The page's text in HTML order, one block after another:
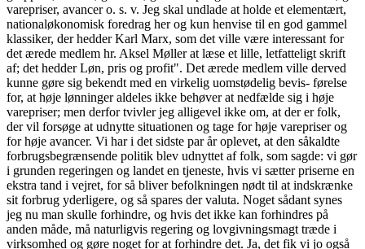
varepriser, avancer o. s. v. Jeg skal undlade at holde et elementært,
nationaløkonomisk foredrag her og kun henvise til en god gammel
klassiker, der hedder Karl Marx, som det ville være interessant for
det ærede medlem hr. Aksel Møller at læse et lille, letfatteligt skrift
af; det hedder Løn, pris og profit". Det ærede medlem ville derved
kunne gøre sig bekendt med en virkelig uomstødelig bevis- førelse
for, at høje lønninger aldeles ikke behøver at nedfælde sig i høje
varepriser; men derfor tvivler jeg alligevel ikke om, at der er folk,
der vil forsøge at udnytte situationen og tage for høje varepriser og
for høje avancer. Vi har i det sidste par år oplevet, at den såkaldte
forbrugsbegrænsende politik blev udnyttet af folk, som sagde: vi gør
i grunden regeringen og landet en tjeneste, hvis vi sætter priserne en
ekstra tand i vejret, for så bliver befolkningen nødt til at indskrænke
sit forbrug yderligere, og så spares der valuta. Noget sådant synes
jeg nu man skulle forhindre, og hvis det ikke kan forhindres på
anden måde, må naturligvis regering og lovgivningsmagt træde i
virksomhed og gøre noget for at forhindre det. Ja, det fik vi jo også